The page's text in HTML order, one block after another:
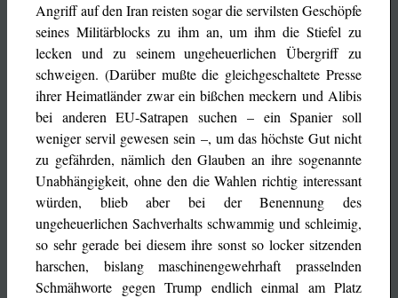
Angriff auf den Iran reisten sogar die servilsten Geschöpfe
seines Militärblocks zu ihm an, um ihm die Stiefel zu
lecken und zu seinem ungeheuerlichen Übergriff zu
schweigen. (Darüber mußte die gleichgeschaltete Presse
ihrer Heimatländer zwar ein bißchen meckern und Alibis
bei anderen EU-Satrapen suchen – ein Spanier soll
weniger servil gewesen sein –, um das höchste Gut nicht
zu gefährden, nämlich den Glauben an ihre sogenannte
Unabhängigkeit, ohne den die Wahlen richtig interessant
würden, blieb aber bei der Benennung des
ungeheuerlichen Sachverhalts schwammig und schleimig,
so sehr gerade bei diesem ihre sonst so locker sitzenden
harschen, bislang maschinengewehrhaft prasselnden
Schmähworte gegen Trump endlich einmal am Platz